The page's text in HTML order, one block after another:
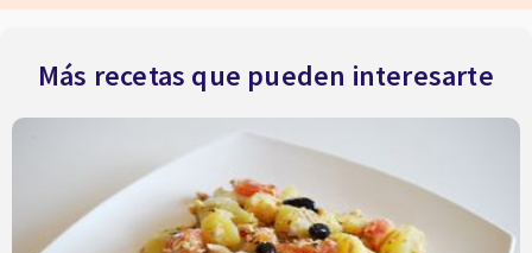
Más recetas que pueden interesarte